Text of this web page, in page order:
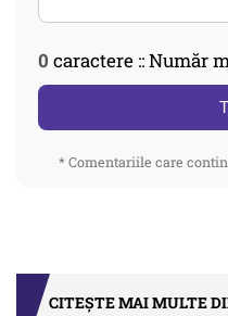
0 caractere :: Număr
* Comentariile care
CITEȘTE MAI MULTE